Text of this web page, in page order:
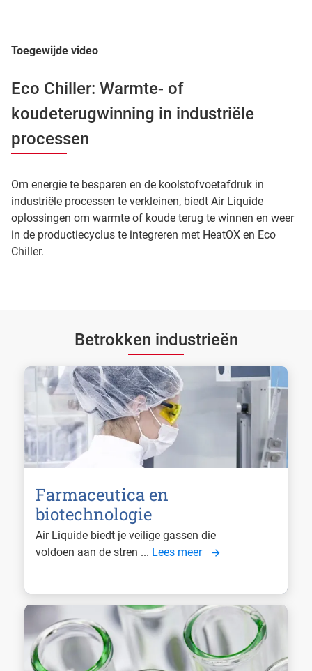
Toegewijde video
Eco Chiller: Warmte- of
koudeterugwinning in industriële
processen
Om energie te besparen en de koolstofvoetafdruk in
industriële processen te verkleinen, biedt Air Liquide
oplossingen om warmte of koude terug te winnen en weer
in de productiecyclus te integreren met HeatOX en Eco
Chiller.
Betrokken industrieën
Farmaceutica en
biotechnologie
Air Liquide biedt je veilige gassen die
voldoen aan de stren ... Lees meer